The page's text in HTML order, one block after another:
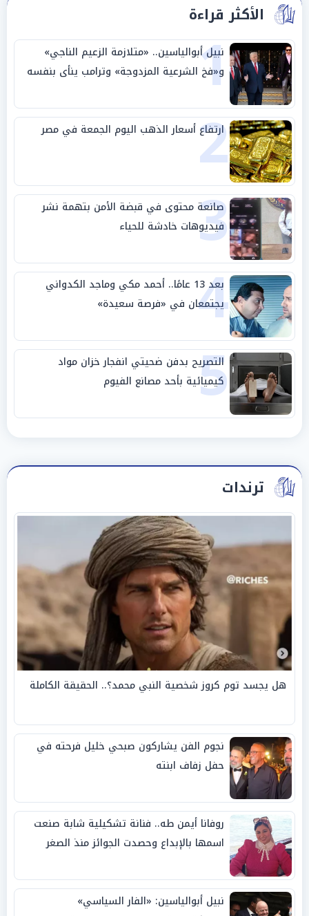
الأكثر قراءة
1
نبيل أبوالياسين.. «متلازمة الزعيم الناجي»
و«فخ الشرعية المزدوجة» وترامب ينأى بنفسه
وحليفه في «ميتم استراتيجي»
2
ارتفاع أسعار الذهب اليوم الجمعة في مصر
3
صانعة محتوى في قبضة الأمن بتهمة نشر
فيديوهات خادشة للحياء
4 بعد 13 عامًا.. أحمد مكي وماجد الكدواني
يجتمعان في «فرصة سعيدة»
5
التصريح بدفن ضحيتي انفجار خزان مواد
كيميائية بأحد مصانع الفيوم
ترندات
هل يجسد توم كروز شخصية النبي محمد؟.. الحقيقة الكاملة
نجوم الفن يشاركون صبحي خليل فرحته في
حفل زفاف ابنته
روفانا أيمن طه.. فنانة تشكيلية شابة صنعت
اسمها بالإبداع وحصدت الجوائز منذ الصغر
نبيل أبوالياسين: «الفار السياسي»